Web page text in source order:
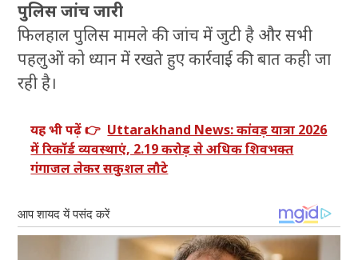
पुलिस जांच जारी
फिलहाल पुलिस मामले की जांच में जुटी है और सभी
पहलुओं को ध्यान में रखते हुए कार्रवाई की बात कही जा
रही है।
यह भी पढ़ें 👉 Uttarakhand News: कांवड़ यात्रा 2026
में रिकॉर्ड व्यवस्थाएं, 2.19 करोड़ से अधिक शिवभक्त
गंगाजल लेकर सकुशल लौटे